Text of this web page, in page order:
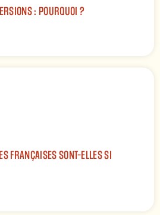
: POURQUOI ?
FRANÇAISES SONT-ELLES SI